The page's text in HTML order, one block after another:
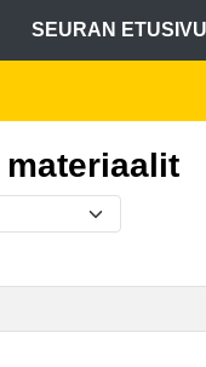
SEURAN ETUSIVU